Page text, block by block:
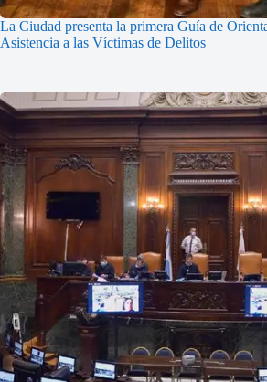
La Ciudad presenta la primera Guía de
Asistencia a las Víctimas de Delitos